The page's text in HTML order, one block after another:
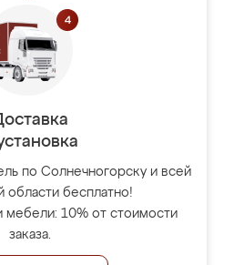
по Солнечногорску и всей
области бесплатно!
мебели: 10% от стоимости
заказа.